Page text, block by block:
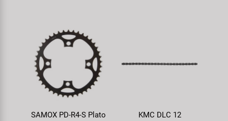
SAMOX PD-R4-S Plato
KMC DLC 12